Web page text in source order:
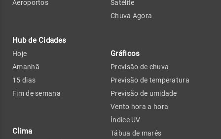
Aeroportos
Hub de Cidades
Hoje
Amanhã
15 dias
Fim de semana
Clima
Satélite
Chuva Agora
Gráficos
Previsão de chuva
Previsão de temperatura
Previsão de umidade
Vento hora a hora
Índice UV
Tábua de marés